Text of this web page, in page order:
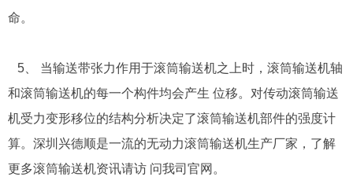
命。
5、 当输送带张力作用于滚筒输送机之上时，滚筒输送机轴
和滚筒输送机的每一个构件均会产生 位移。对传动滚筒输送
机受力变形移位的结构分析决定了滚筒输送机部件的强度计
算。深圳兴德顺是一流的无动力滚筒输送机生产厂家，了解
更多滚筒输送机资讯请访 问我司官网。